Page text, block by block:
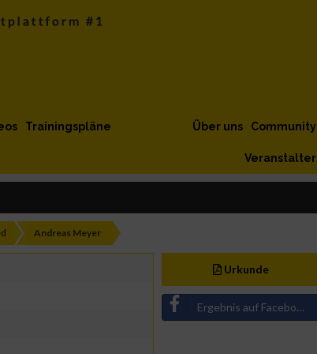
Trainingspläne Community
Über uns
Veranstalter
Andreas Meyer
Urkunde
Ergebnis auf Facebook teilen